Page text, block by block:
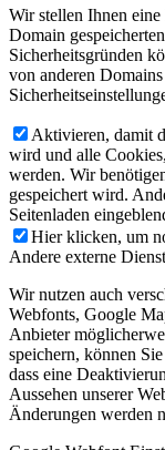
Wir stellen Ihnen
Domain
Sicherheitsgründen
von anderen
Aktivieren, damit
wird und alle
werden. Wir
gespeichert wird.
Seitenladen
Hier klicken, um
Andere externe
Wir nutzen auch
Webfonts, Google
Anbieter
speichern, können
dass eine
Aussehen unserer
Änderungen werden